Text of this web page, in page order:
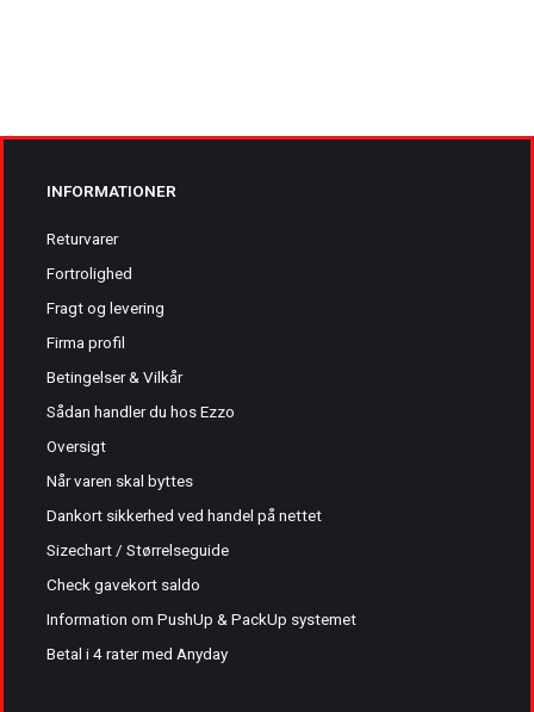
INFORMATIONER
Returvarer
Fortrolighed
Fragt og levering
Firma profil
Betingelser & Vilkår
Sådan handler du hos Ezzo
Oversigt
Når varen skal byttes
Dankort sikkerhed ved handel på nettet
Sizechart / Størrelseguide
Check gavekort saldo
Information om PushUp & PackUp systemet
Betal i 4 rater med Anyday